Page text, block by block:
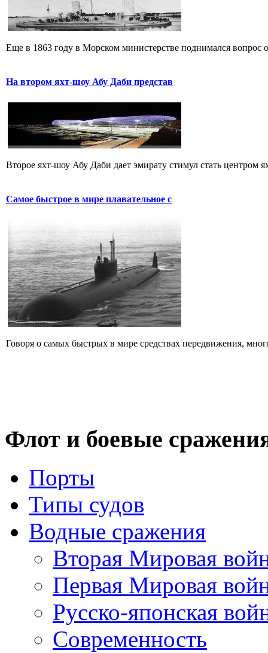
Еще в 1863 году в Морском министерстве поднимался вопрос
На втором яхт-шоу Абу Даби представ
Второе яхт-шоу Абу Даби дает эмирату стимул стать центром
Самое быстрое в мире плавательное с
Говоря о самых быстрых в мире средствах передвижения,
Флот и боевые
Порты
Типы судов
Водные сражения
Вторая Мировая
Первая Мировая
Русско-японская
Современность